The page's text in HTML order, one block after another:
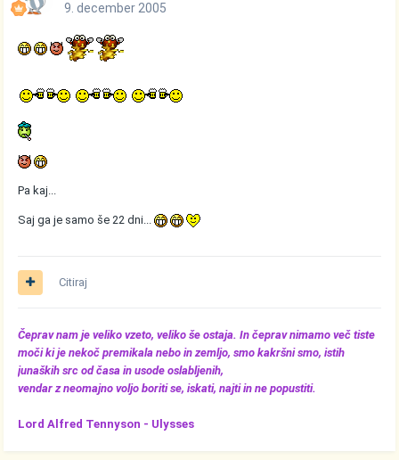
9. december 2005
Pa kaj...
Saj ga je samo še 22 dni...
Citiraj
Čeprav nam je veliko vzeto, veliko še ostaja. In čeprav nimamo več tiste
moči ki je nekoč premikala nebo in zemljo, smo kakršni smo, istih
junaških src od časa in usode oslabljenih,
vendar z neomajno voljo boriti se, iskati, najti in ne popustiti.
Lord Alfred Tennyson - Ulysses